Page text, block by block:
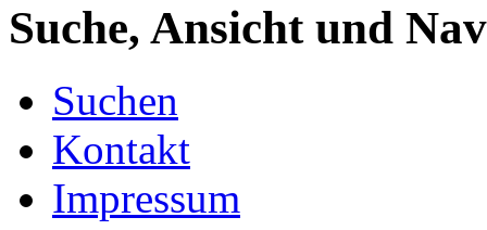
Suche, Ansicht und
Suchen
Kontakt
Impressum